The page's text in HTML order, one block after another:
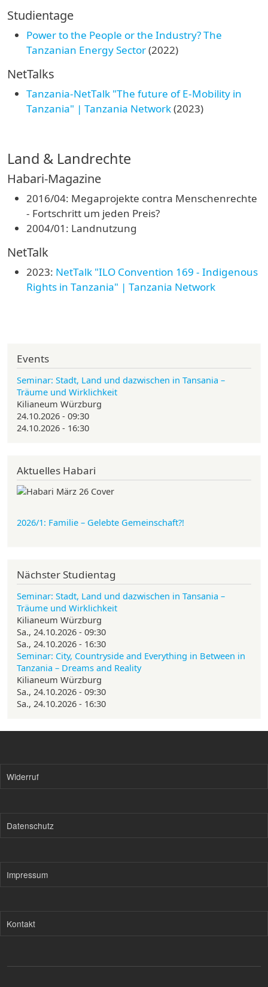
Studientage
Power to the People or the Industry? The
Tanzanian Energy Sector(2022)
NetTalks
Tanzania-NetTalk "The future of E-Mobility in
Tanzania" | Tanzania Network(2023)
Land & Landrechte
Habari-Magazine
2016/04: Megaprojekte contra Menschenrechte
- Fortschritt um jeden Preis?
2004/01: Landnutzung
NetTalk
2023: NetTalk "ILO Convention 169 - Indigenous
Rights in Tanzania" | Tanzania Network
Events
Seminar: Stadt, Land und dazwischen in Tansania –
Träume und Wirklichkeit
Kilianeum Würzburg
24.10.2026 - 09:30
24.10.2026 - 16:30
Aktuelles Habari
2026/1: Familie – Gelebte Gemeinschaft?!
Nächster Studientag
Seminar: Stadt, Land und dazwischen in Tansania –
Träume und Wirklichkeit
Kilianeum Würzburg
Sa., 24.10.2026 - 09:30
Sa., 24.10.2026 - 16:30
Seminar: City, Countryside and Everything in Between in
Tanzania – Dreams and Reality
Kilianeum Würzburg
Sa., 24.10.2026 - 09:30
Sa., 24.10.2026 - 16:30
Widerruf
Datenschutz
Impressum
Kontakt